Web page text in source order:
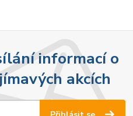
informací o
akcích